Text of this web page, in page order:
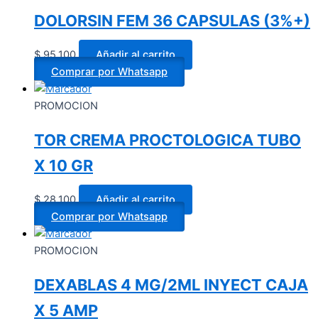
DOLORSIN FEM 36 CAPSULAS (3%+)
$95.100
Añadir al carrito
Comprar por Whatsapp
PROMOCION
TOR CREMA PROCTOLOGICA TUBO
X 10 GR
$28.100
Añadir al carrito
Comprar por Whatsapp
PROMOCION
DEXABLAS 4 MG/2ML INYECT CAJA
X 5 AMP